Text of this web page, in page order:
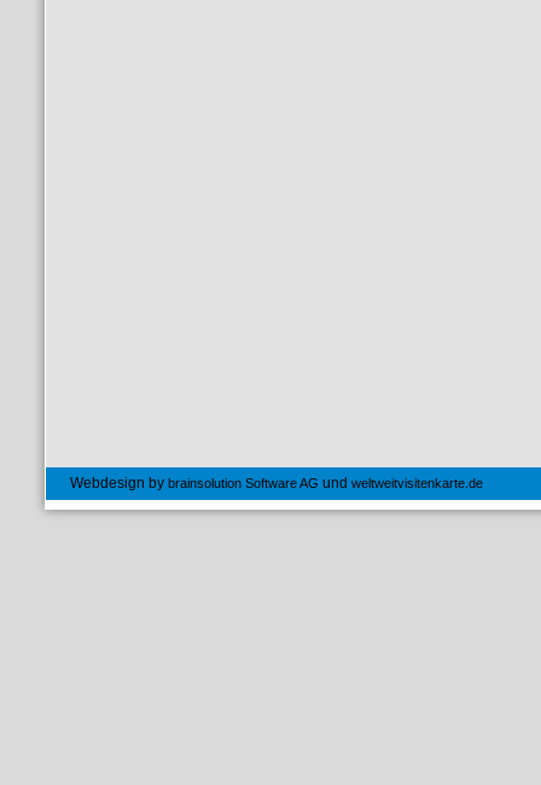
Webdesign by brainsolution Software AG und weltweitvisitenkarte.de